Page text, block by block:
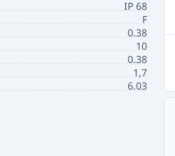
IP 68
F
0.38
10
0.38
1,7
6.03